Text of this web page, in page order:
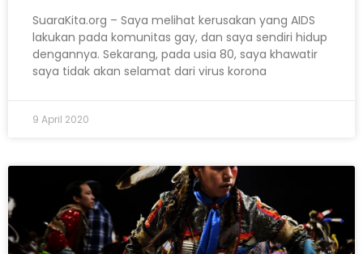
SuaraKita.org – Saya melihat kerusakan yang AIDS
lakukan pada komunitas gay, dan saya sendiri hidup
dengannya. Sekarang, pada usia 80, saya khawatir
saya tidak akan selamat dari virus korona
9 April 2020